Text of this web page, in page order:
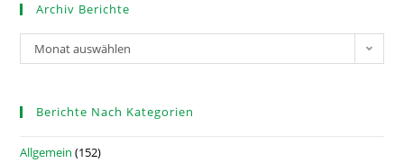
Archiv Berichte
Monat auswählen
Berichte Nach Kategorien
Allgemein (152)